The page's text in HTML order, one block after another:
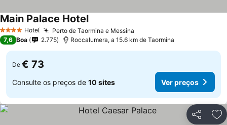
4 EstrelasHotel Perto de Taormina e Messina
Main Palace HotelVer preços
7,6 Boa 2.775 Roccalumera, a 15.6 km de Taormina
De € 73
Consulte os preços de 10 sites Ver preços
Partilhar